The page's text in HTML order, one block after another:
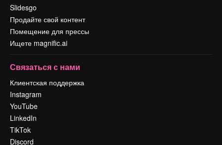
Slidesgo
Продайте свой контент
Помещение для прессы
Ищете magnific.ai
Связаться с нами
Клиентская поддержка
Instagram
YouTube
LinkedIn
TikTok
Discord